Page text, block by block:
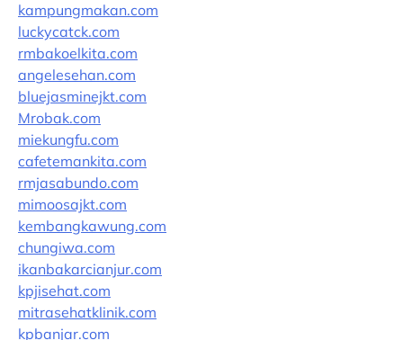
kampungmakan.com
luckycatck.com
rmbakoelkita.com
angelesehan.com
bluejasminejkt.com
Mrobak.com
miekungfu.com
cafetemankita.com
rmjasabundo.com
mimoosajkt.com
kembangkawung.com
chungiwa.com
ikanbakarcianjur.com
kpjisehat.com
mitrasehatklinik.com
kpbanjar.com